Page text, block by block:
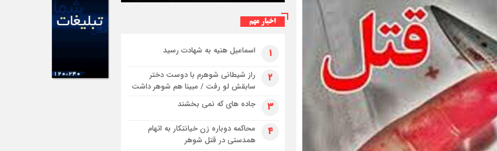
کمربندی شرقی ایلام
اخبار مهم
۱ اسماعیل هنیه به شهادت رسید
۲
راز شیطانی شوهرم با دوست دختر
سابقش لو رفت / مبینا هم شوهر داشت
۳ جاده های که نمی بخشند
۴
محاکمه دوباره زن خیانتکار به اتهام
همدستی در قتل شوهر